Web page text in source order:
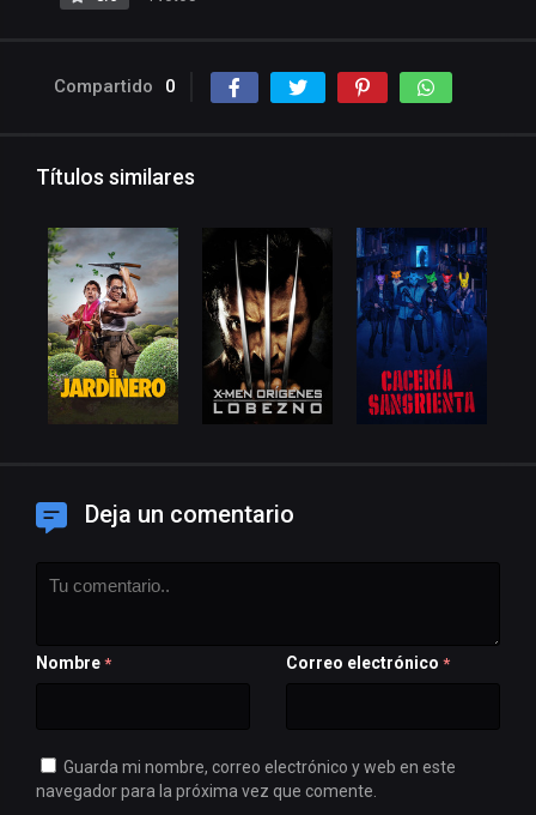
Compartido 0
Títulos similares
Deja un comentario
Nombre * Correo electrónico *
Guarda mi nombre, correo electrónico y web en este
navegador para la próxima vez que comente.